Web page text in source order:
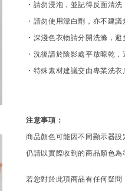
・請勿浸泡，並記得反面清
・請勿使用漂白劑，亦不建議
・深淺色衣物請分開洗滌，避
・洗後請於陰影處平放晾乾
・特殊素材建議交由專業洗衣
注意事項：
商品顏色可能因不同顯示器設
仍請以實際收到的商品顏色為
若您對於此項商品有任何疑問